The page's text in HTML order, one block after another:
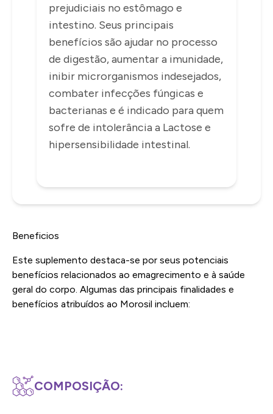
prejudiciais no estômago e
intestino. Seus principais
benefícios são ajudar no processo
de digestão, aumentar a imunidade,
inibir microrganismos indesejados,
combater infecções fúngicas e
bacterianas e é indicado para quem
sofre de intolerância a Lactose e
hipersensibilidade intestinal.
Beneficios
Este suplemento destaca-se por seus potenciais
benefícios relacionados ao emagrecimento e à saúde
geral do corpo. Algumas das principais finalidades e
benefícios atribuídos ao Morosil incluem:
COMPOSIÇÃO: